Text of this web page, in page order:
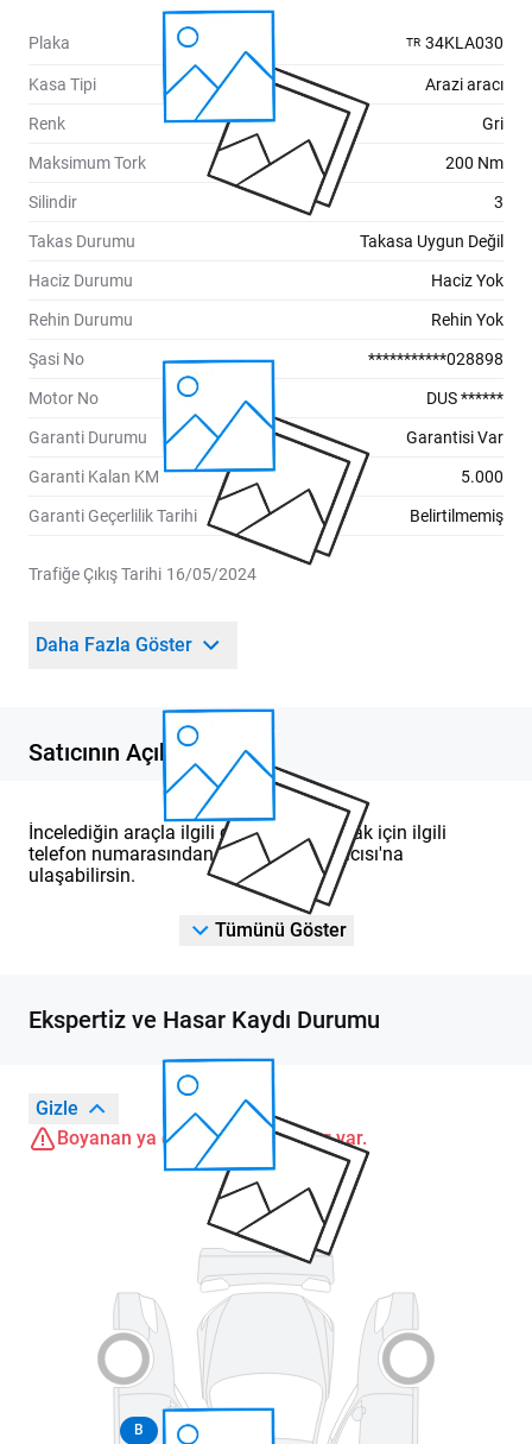
Plaka TR 34KLA030
Kasa Tipi Arazi aracı
Renk Gri
Maksimum Tork 200 Nm
Silindir 3
Takas Durumu Takasa Uygun Değil
Haciz Durumu Haciz Yok
Rehin Durumu Rehin Yok
Şasi No ***********028898
Motor No DUS ******
Garanti Durumu Garantisi Var
Garanti Kalan KM 5.000
Garanti Geçerlilik Tarihi Belirtilmemiş
Trafiğe Çıkış Tarihi 16/05/2024
Daha Fazla Göster
Satıcının Açıklaması
İncelediğin araçla ilgili detaylı bilgi almak için ilgili
telefon numarasından DOD Yetkili Satıcısı'na
ulaşabilirsin.
Tümünü Göster
Ekspertiz ve Hasar Kaydı Durumu
Gizle
Boyanan ya da değişen parçalar var.
B